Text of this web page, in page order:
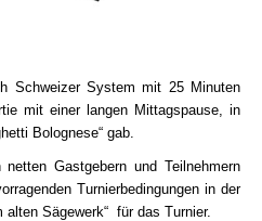
Schweizer System mit 25 Minuten
mit einer langen Mittagspause, in
Bolognese“ gab.
Gastgebern und Teilnehmern
Turnierbedingungen in der
alten Sägewerk“ für das Turnier.